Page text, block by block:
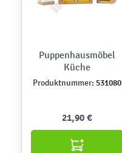
Puppenhausmöbel
Küche
Produktnummer: 531080
21,90 €